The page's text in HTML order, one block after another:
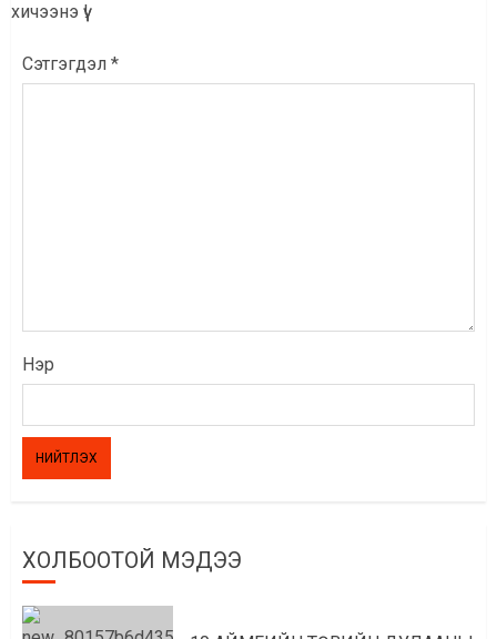
хичээнэ үү!
Сэтгэгдэл *
Нэр
ХОЛБООТОЙ МЭДЭЭ